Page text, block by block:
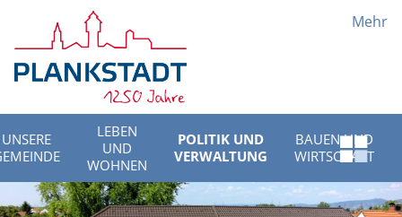
Mehr
UNSERE
LEBEN
UND
WOHNEN
POLITIK UND
VERWALTUNG
BAUEN UND
WIRTSCHAFT
Menü
öffnen